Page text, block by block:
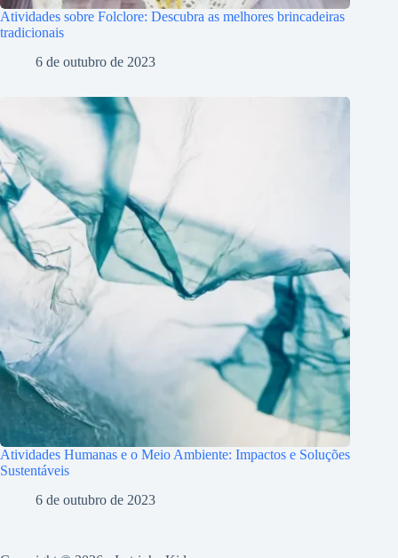
Atividades sobre Folclore: Descubra as melhores brincadeiras
tradicionais
6 de outubro de 2023
Atividades Humanas e o Meio Ambiente: Impactos e Soluções
Sustentáveis
6 de outubro de 2023